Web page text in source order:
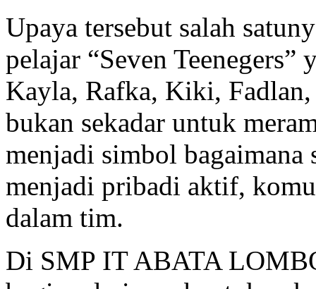
Upaya tersebut salah
pelajar “Seven
Kayla, Rafka, Kiki, Fadlan,
bukan sekadar untuk
menjadi simbol
menjadi pribadi aktif,
dalam tim.
Di SMP IT ABATA